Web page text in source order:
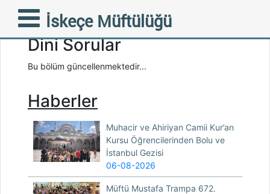
İskeçe Müftülüğü
Dini Sorular
Bu bölüm güncellenmektedir...
Haberler
Muhacir ve Ahiriyan Camii Kur’an
Kursu Öğrencilerinden Bolu ve
İstanbul Gezisi
06-08-2026
Müftü Mustafa Trampa 672.